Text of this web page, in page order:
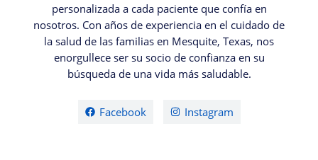
personalizada a cada paciente que confía en
nosotros. Con años de experiencia en el cuidado de
la salud de las familias en Mesquite, Texas, nos
enorgullece ser su socio de confianza en su
búsqueda de una vida más saludable.
Facebook Instagram